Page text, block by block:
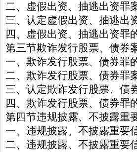
二、虚假出资、抽逃出资罪
三、认定虚假出资、抽逃出
四、虚假出资、抽逃出资罪
第三节欺诈发行股票、债券
一、欺诈发行股票、债券罪
二、欺诈发行股票、债券罪
三、认定欺诈发行股票、债
四、欺诈发行股票、债券罪
第四节违规披露、不披露重
一、违规披露、不披露重要
二、违规披露、不披露重要